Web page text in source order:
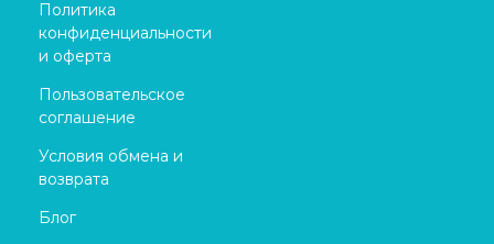
Политика
конфиденциальности
и оферта
Пользовательское
соглашение
Условия обмена и
возврата
Блог